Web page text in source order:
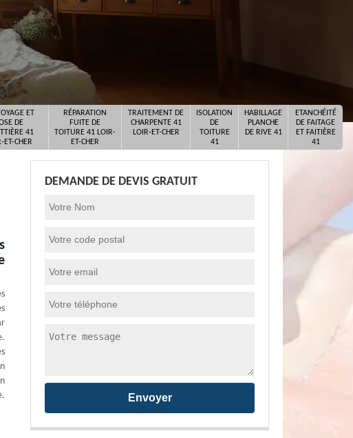
ET
DE
41
ET-CHER
RÉPARATION
FUITE DE
TOITURE 41 LOIR-
ET-CHER
TRAITEMENT DE
CHARPENTE 41
LOIR-ET-CHER
ISOLATION
DE
TOITURE
41
HABILLAGE
PLANCHE
DE RIVE 41
ETANCHÉITÉ
DE FAITAGE
ET FAITIÈRE
41
DEMANDE DE DEVIS GRATUIT